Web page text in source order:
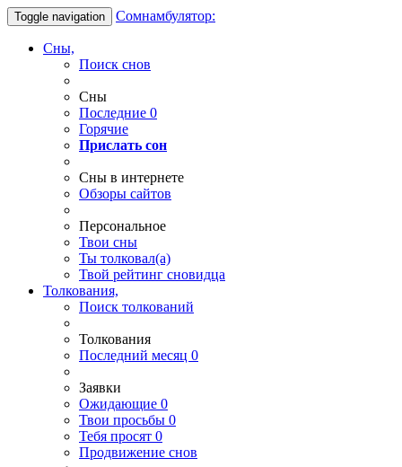
Toggle navigation Сомнамбулятор:
Сны,
Поиск снов
Сны
Последние 0
Горячие
Прислать сон
Сны в интернете
Обзоры сайтов
Персональное
Твои сны
Ты толковал(а)
Твой рейтинг сновидца
Толкования,
Поиск толкований
Толкования
Последний месяц 0
Заявки
Ожидающие 0
Твои просьбы 0
Тебя просят 0
Продвижение снов